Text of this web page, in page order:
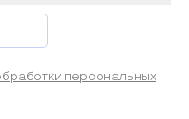
персональных